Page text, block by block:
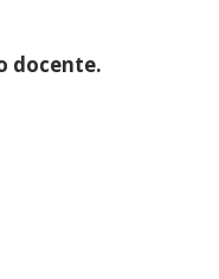
docente.